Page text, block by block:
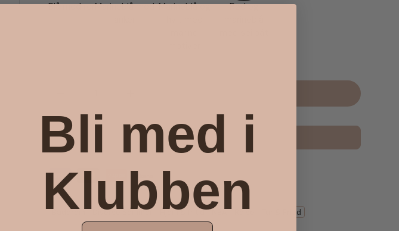
Blå med rorMarineblå med Marineblå og
Rød og
Legg til i favoritter
Baderom Diverse Sommer Hjem & fritid NBA Reise Tur & Fritid
Bli med i
Klubben